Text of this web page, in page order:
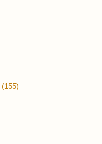
(155)